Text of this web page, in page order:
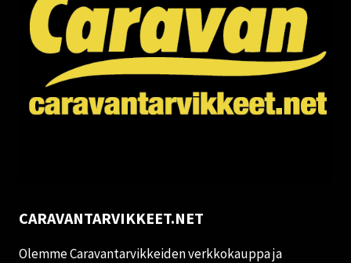
CARAVANTARVIKKEET.NET
Olemme Caravantarvikkeiden verkkokauppa ja